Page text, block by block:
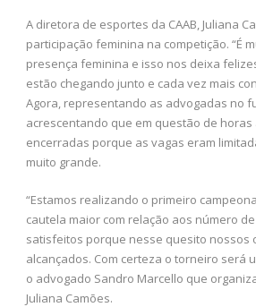
A diretora de esportes da CAAB, Juliana
participação feminina na competição. “É
presença feminina e isso nos deixa
estão chegando junto e cada vez mais
Agora, representando as advogadas no
acrescentando que em questão de
encerradas porque as vagas eram
muito grande.
“Estamos realizando o primeiro
cautela maior com relação aos número
satisfeitos porque nesse quesito nossos
alcançados. Com certeza o torneiro será
o advogado Sandro Marcello que
Juliana Camões.